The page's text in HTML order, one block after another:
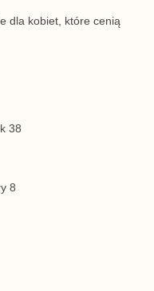
dla kobiet, które cenią
38
8